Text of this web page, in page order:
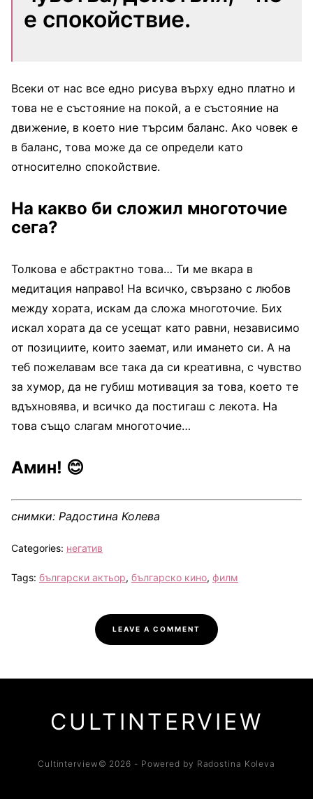
е спокойствие.
Всеки от нас все едно рисува върху едно платно и
това не е състояние на покой, а е състояние на
движение, в което ние търсим баланс. Ако човек е
в баланс, това може да се определи като
относително спокойствие.
На какво би сложил многоточие
сега?
Толкова е абстрактно това… Ти ме вкара в
медитация направо! На всичко, свързано с любов
между хората, искам да сложа многоточие. Бих
искал хората да се усещат като равни, независимо
от позициите, които заемат, или имането си. А на
теб пожелавам все така да си креативна, с чувство
за хумор, да не губиш мотивация за това, което те
вдъхновява, и всичко да постигаш с лекота. На
това също слагам многоточие…
Амин! 😊
снимки: Радостина Колева
Categories: негатив
Tags: български актьор, българско кино, филм
LEAVE A COMMENT
CULTINTERVIEW
Cultinterview© 2026 - Powered by Radostina Koleva